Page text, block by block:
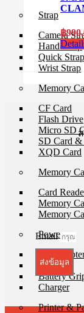
Strap
Camera
Hand Strap
Quick Strap
Wrist Strap
Memory
CF Card
Flash Drive
Micro SD
SD Card
XQD Card
Memory
Card
Memory
Memory
Power
AC
Battery
Battery
Charger
Printer &
฿
Email
ส่งข้อมูล